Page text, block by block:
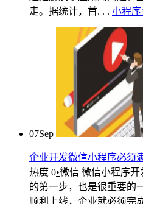
走。据统计，首. . . 小程序
07Sep
企业开发微信小程序必须
热度 0•微信 微信小程序开
的第一步，也是很重要的
顺利上线，企业就必须完